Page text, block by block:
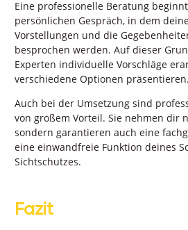
Eine professionelle Beratung
persönlichen Gespräch, in dem
Vorstellungen und die
besprochen werden. Auf dieser
Experten individuelle Vorschläge
verschiedene Optionen präsentieren.
Auch bei der Umsetzung sind
von großem Vorteil. Sie nehmen dir
sondern garantieren auch eine
eine einwandfreie Funktion deines
Sichtschutzes.
Fazit